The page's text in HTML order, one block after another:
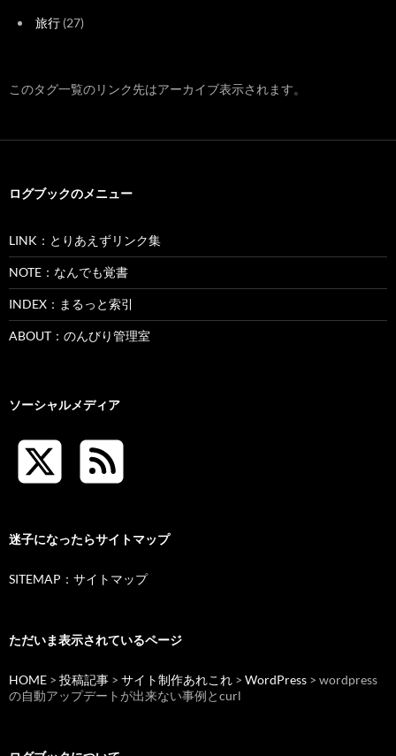
旅行 (27)
このタグ一覧のリンク先はアーカイブ表示されます。
ログブックのメニュー
LINK：とりあえずリンク集
NOTE：なんでも覚書
INDEX：まるっと索引
ABOUT：のんびり管理室
ソーシャルメディア
迷子になったらサイトマップ
SITEMAP：サイトマップ
ただいま表示されているページ
HOME > 投稿記事 > サイト制作あれこれ > WordPress > wordpress
の自動アップデートが出来ない事例とcurl